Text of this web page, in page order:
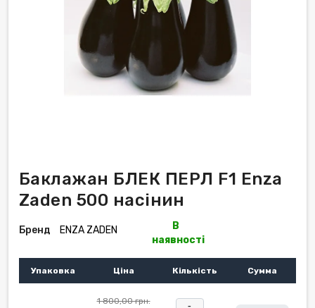
Баклажан БЛЕК ПЕРЛ F1 Enza
Zaden 500 насінин
Бренд ENZA ZADEN
В
наявності
Упаковка Ціна Кількість Сумма
1 800,00 грн.